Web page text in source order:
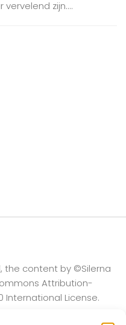
zijn....
the content by ©Silerna
Attribution-
International License.